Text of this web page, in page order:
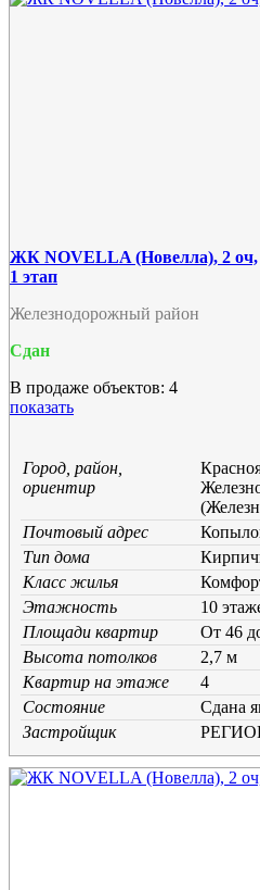
ЖК NOVELLA (Новелла), 2 оч,
1 этап
Железнодорожный район
Сдан
В продаже объектов: 4
показать
Город, район,
ориентир
Почтовый адрес
Тип дома
Класс жилья
Этажность
10
Площади квартир
От 46
Высота потолков
2,7 м
Квартир на этаже
4
Состояние
Cдана
Застройщик